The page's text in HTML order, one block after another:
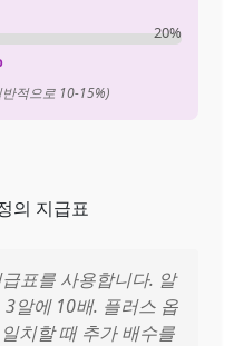
20%
적으로 10-15%)
의 지급표
표를 사용합니다. 알
알에 10배. 플러스 옵
치할 때 추가 배수를